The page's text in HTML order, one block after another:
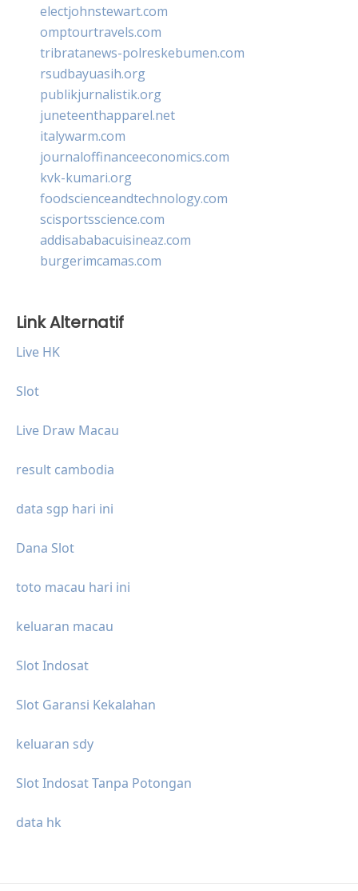
electjohnstewart.com
omptourtravels.com
tribratanews-polreskebumen.com
rsudbayuasih.org
publikjurnalistik.org
juneteenthapparel.net
italywarm.com
journaloffinanceeconomics.com
kvk-kumari.org
foodscienceandtechnology.com
scisportsscience.com
addisababacuisineaz.com
burgerimcamas.com
Link Alternatif
Live HK
Slot
Live Draw Macau
result cambodia
data sgp hari ini
Dana Slot
toto macau hari ini
keluaran macau
Slot Indosat
Slot Garansi Kekalahan
keluaran sdy
Slot Indosat Tanpa Potongan
data hk